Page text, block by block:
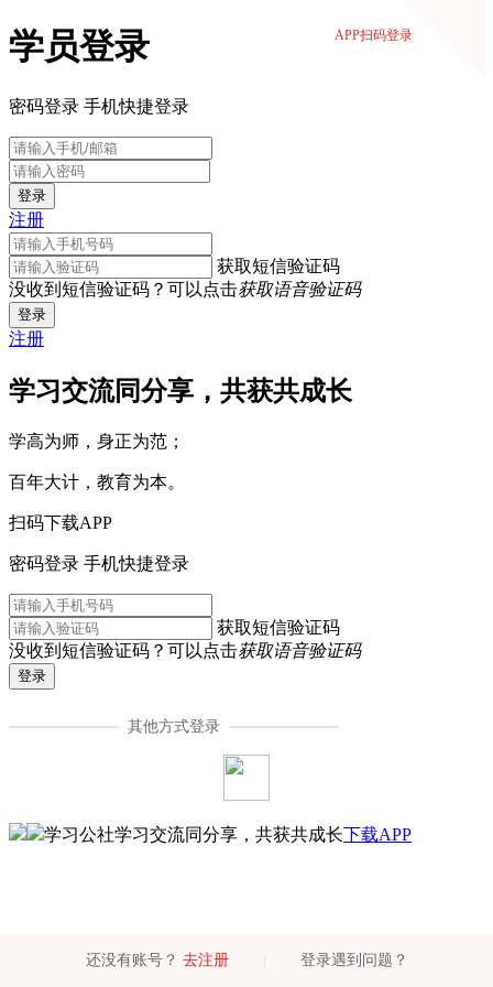
学员登录
密码登录 手机快捷登录
登录
注册
获取短信验证码
没收到短信验证码？可以点击获取语音验证码
登录
注册
学习交流同分享，共获共成长
学高为师，身正为范；
百年大计，教育为本。
扫码下载APP
APP扫码登录
密码登录 手机快捷登录
获取短信验证码
没收到短信验证码？可以点击获取语音验证码
登录
其他方式登录
还没有账号？ 去注册 登录遇到问题？
学习公社学习交流同分享，共获共成长下载APP